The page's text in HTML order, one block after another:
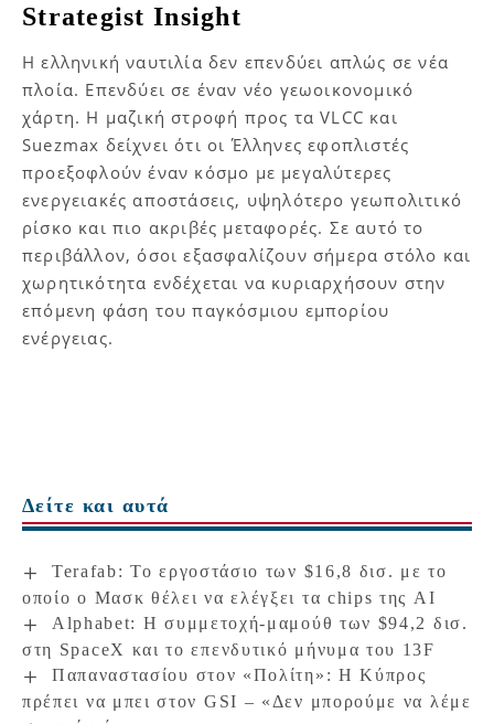
Strategist Insight
Η ελληνική ναυτιλία δεν επενδύει απλώς σε νέα
πλοία. Επενδύει σε έναν νέο γεωοικονομικό
χάρτη. Η μαζική στροφή προς τα VLCC και
Suezmax δείχνει ότι οι Έλληνες εφοπλιστές
προεξοφλούν έναν κόσμο με μεγαλύτερες
ενεργειακές αποστάσεις, υψηλότερο γεωπολιτικό
ρίσκο και πιο ακριβές μεταφορές. Σε αυτό το
περιβάλλον, όσοι εξασφαλίζουν σήμερα στόλο και
χωρητικότητα ενδέχεται να κυριαρχήσουν στην
επόμενη φάση του παγκόσμιου εμπορίου
ενέργειας.
Δείτε και αυτά
Terafab: Το εργοστάσιο των $16,8 δισ. με το
οποίο ο Μασκ θέλει να ελέγξει τα chips της AI
Alphabet: Η συμμετοχή-μαμούθ των $94,2 δισ.
στη SpaceX και το επενδυτικό μήνυμα του 13F
Παπαναστασίου στον «Πολίτη»: Η Κύπρος
πρέπει να μπει στον GSI – «Δεν μπορούμε να λέμε